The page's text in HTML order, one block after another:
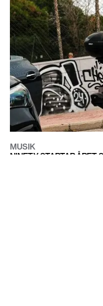
MUSIK
NINETY STARTAR ÅRET